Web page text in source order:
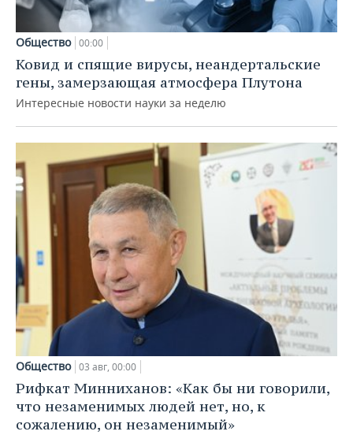
Общество 00:00
Ковид и спящие вирусы, неандертальские
гены, замерзающая атмосфера Плутона
Интересные новости науки за неделю
Общество 03 авг, 00:00
Рифкат Минниханов: «Как бы ни говорили,
что незаменимых людей нет, но, к
сожалению, он незаменимый»